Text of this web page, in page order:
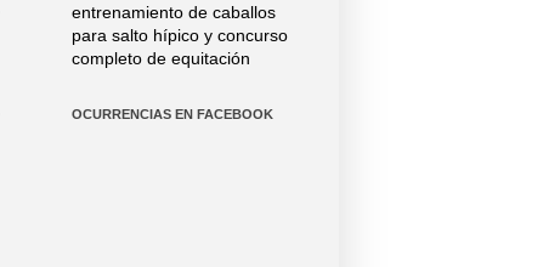
entrenamiento de caballos
para salto hípico y concurso
completo de equitación
OCURRENCIAS EN FACEBOOK